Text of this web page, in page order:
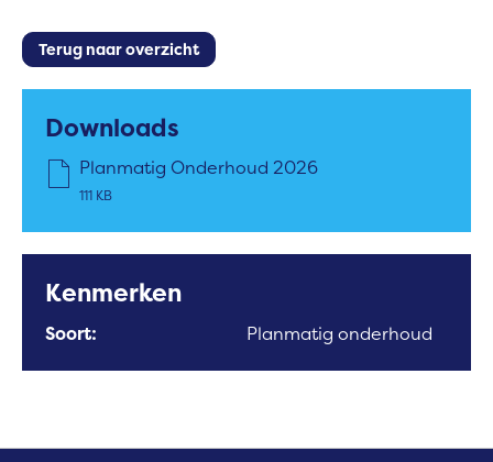
Terug naar overzicht
Downloads
Planmatig Onderhoud 2026
111 KB
Kenmerken
Soort: Planmatig onderhoud